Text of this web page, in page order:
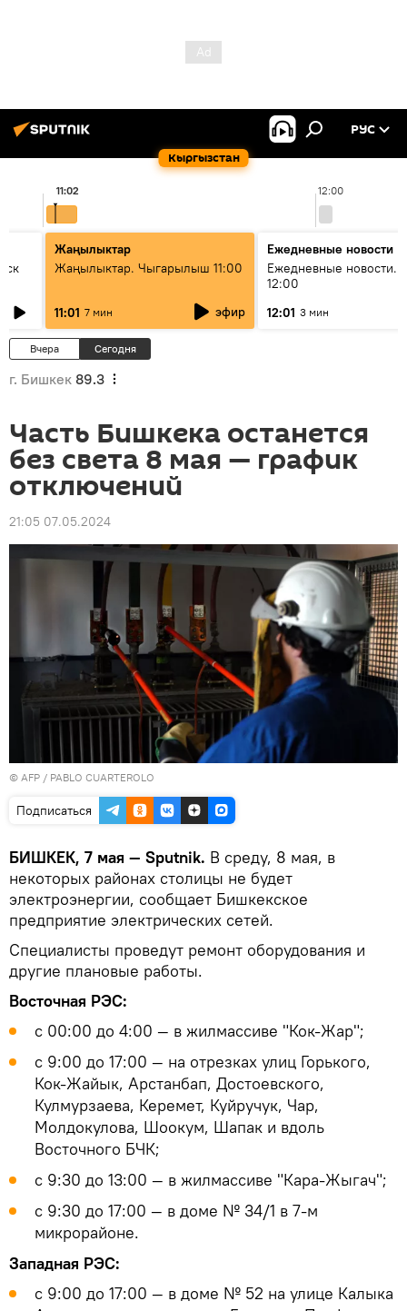
Кыргызстан
РУС
12:00
11:02
Жаңылыктар
Жаңылыктар. Чыгарылыш 11:00
11:01 7 мин эфир
Ежедневные новости
Ежедневные новости.
12:00
12:01 3 мин
Вчера Сегодня
г. Бишкек 89.3
Часть Бишкека останется
без света 8 мая — график
отключений
21:05 07.05.2024
© AFP / PABLO CUARTEROLO
Подписаться
БИШКЕК, 7 мая — Sputnik. В среду, 8 мая, в
некоторых районах столицы не будет
электроэнергии, сообщает Бишкекское
предприятие электрических сетей.
Специалисты проведут ремонт оборудования и
другие плановые работы.
Восточная РЭС:
с 00:00 до 4:00 — в жилмассиве "Кок-Жар";
с 9:00 до 17:00 — на отрезках улиц Горького,
Кок-Жайык, Арстанбап, Достоевского,
Кулмурзаева, Керемет, Куйручук, Чар,
Молдокулова, Шоокум, Шапак и вдоль
Восточного БЧК;
с 9:30 до 13:00 — в жилмассиве "Кара-Жыгач";
с 9:30 до 17:00 — в доме № 34/1 в 7-м
микрорайоне.
Западная РЭС:
с 9:00 до 17:00 — в доме № 52 на улице Калыка